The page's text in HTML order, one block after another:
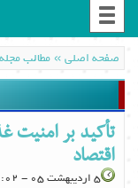
صفحه اصلی»مطالب مجله
تأکید بر امنیت
اقتصاد
5 اردیبهشت 05 - 00:02 |